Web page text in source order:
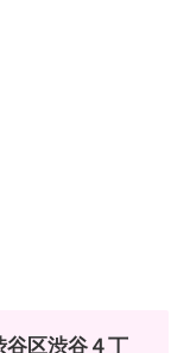
谷区渋谷４丁